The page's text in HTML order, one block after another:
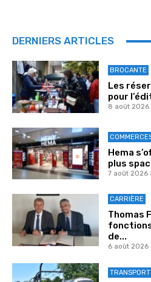
DERNIERS ARTICLES
BROCANTE
Les
pour
8 août 2026
Hema
plus
7 août 2026
CARRIÈRE
Thomas
de...
6 août 2026